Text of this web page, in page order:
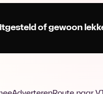
of gewoon